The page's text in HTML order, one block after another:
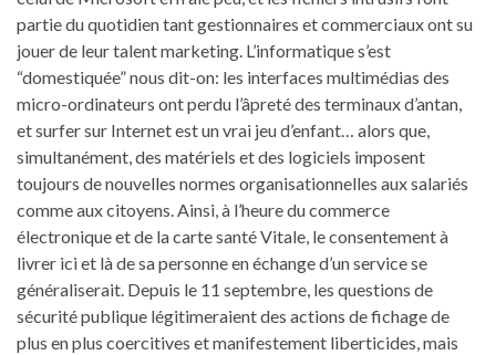
partie du quotidien tant gestionnaires et commerciaux ont su
jouer de leur talent marketing. L’informatique s’est
“domestiquée” nous dit-on: les interfaces multimédias des
micro-ordinateurs ont perdu l’âpreté des terminaux d’antan,
et surfer sur Internet est un vrai jeu d’enfant… alors que,
simultanément, des matériels et des logiciels imposent
toujours de nouvelles normes organisationnelles aux salariés
comme aux citoyens. Ainsi, à l’heure du commerce
électronique et de la carte santé Vitale, le consentement à
livrer ici et là de sa personne en échange d’un service se
généraliserait. Depuis le 11 septembre, les questions de
sécurité publique légitimeraient des actions de fichage de
plus en plus coercitives et manifestement liberticides, mais